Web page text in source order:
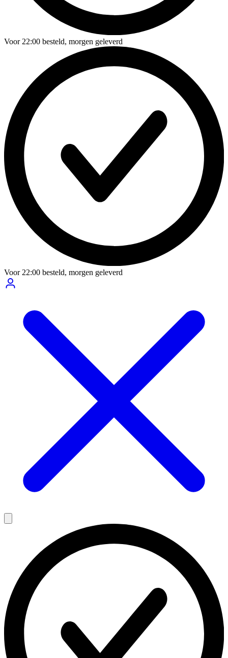
Voor22:00 besteld, morgen geleverd
Voor22:00 besteld, morgen geleverd